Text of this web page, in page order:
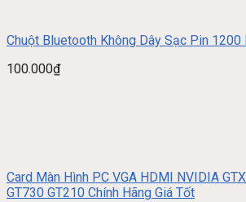
Chuột Bluetooth Không Dây Sạc Pin 1200
100.000₫
Card Màn Hình PC VGA HDMI NVIDIA
GT730 GT210 Chính Hãng Giá Tốt